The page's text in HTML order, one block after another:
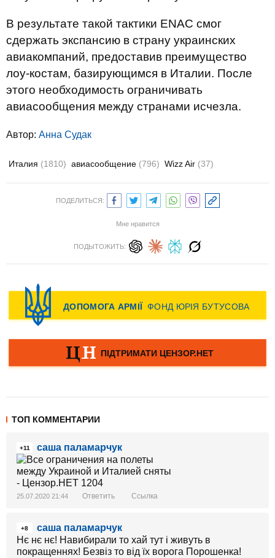
В результате такой тактики ENAC смог
сдержать экспансию в страну украинских
авиакомпаний, предоставив преимущество
лоу-костам, базирующимся в Италии. После
этого необходимость ограничивать
авиасообщения между странами исчезла.
Автор: Анна Судак
Италия (1810) авиасообщение (796) Wizz Air (37)
ПОДЕЛИТЬСЯ:
Мне нравится
ПОДЫТОЖИТЬ:
ТОП КОММЕНТАРИИ
+11 саша паламарчук
25.07.2020 21:44 Ответить Ссылка
+8
саша паламарчук
Нє нє нє! Навибирали то хай тут і живуть в
покращеннях! Безвіз то від їх ворога Порошенка!